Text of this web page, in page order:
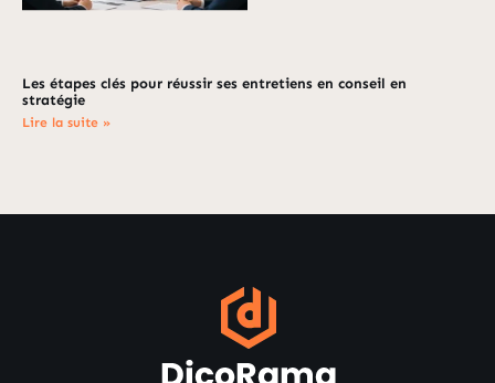
Les étapes clés pour réussir ses entretiens en conseil en
stratégie
Lire la suite »